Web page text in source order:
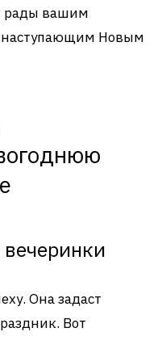
рады вашим
Новым
Она задаст
Вот